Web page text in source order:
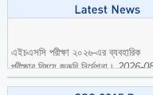
পরীক্ষার বিষয়ে জরুরি নির্দেশনা।2026-08-
04